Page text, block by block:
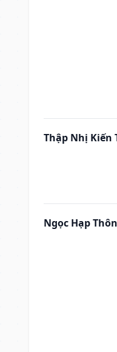
Thập Nhị Kiến
Ngọc Hạp